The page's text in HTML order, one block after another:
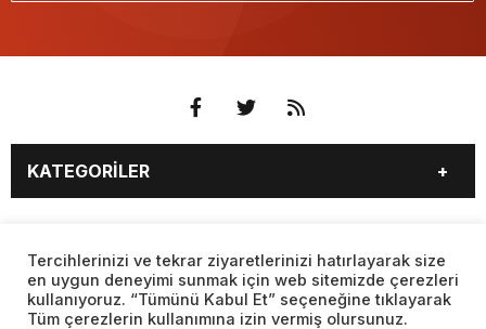
KATEGORİLER
EĞİTİM
SAĞLIK
YAŞAM
SPOR
MAGAZİN
KÜLTÜR SANAT
SAYFALAR
BURÇLAR
CANLI BORSA
Tercihlerinizi ve tekrar ziyaretlerinizi hatırlayarak size
en uygun deneyimi sunmak için web sitemizde çerezleri
kullanıyoruz. “Tümünü Kabul Et” seçeneğine tıklayarak
Tüm çerezlerin kullanımına izin vermiş olursunuz.